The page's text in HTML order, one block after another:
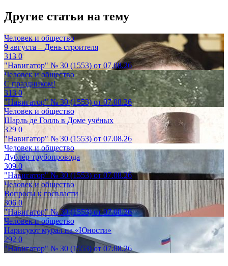
Другие статьи на тему
Человек и общество
9 августа – День строителя
3130
"Навигатор" № 30 (1553) от 07.08.26
Человек и общество
С праздником!
3130
"Навигатор" № 30 (1553) от 07.08.26
Человек и общество
Шарль де Голль в Доме учёных
329 0
"Навигатор" № 30 (1553) от 07.08.26
Человек и общество
Дублёр трубопровода
3090
"Навигатор" № 30 (1553) от 07.08.26
Человек и общество
Вопросы к госвласти
3060
"Навигатор" № 30 (1553) от 07.08.26
Человек и общество
Нарисуют мурал на «Юности»
292 0
"Навигатор" № 30 (1553) от 07.08.26